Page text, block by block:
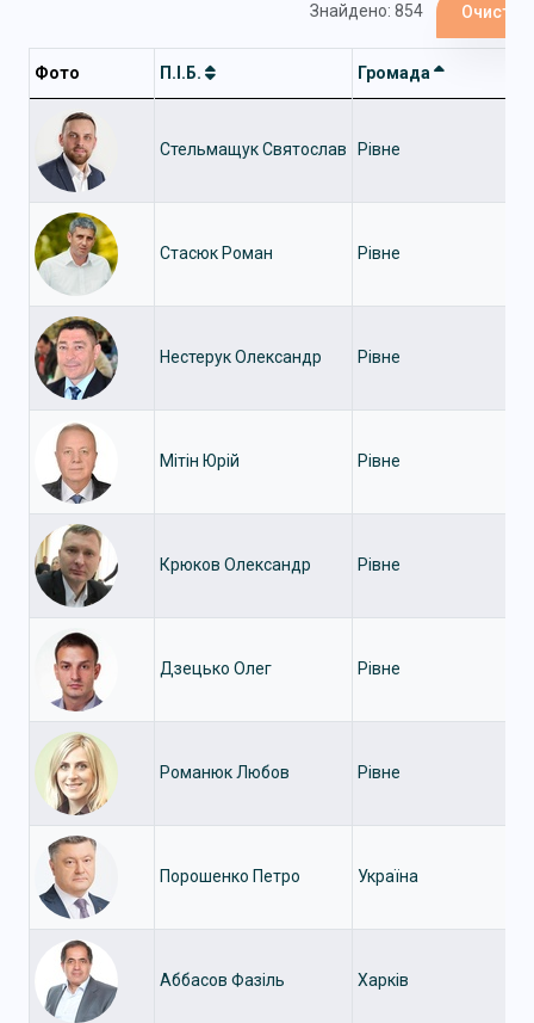
Знайдено: 854
Фото П.І.Б. Громада
Стельмащук Святослав Рівне
Стасюк Роман Рівне
Нестерук Олександр Рівне
Мітін Юрій Рівне
Крюков Олександр Рівне
Дзецько Олег Рівне
Романюк Любов Рівне
Порошенко Петро Україна
Аббасов Фазіль Харків